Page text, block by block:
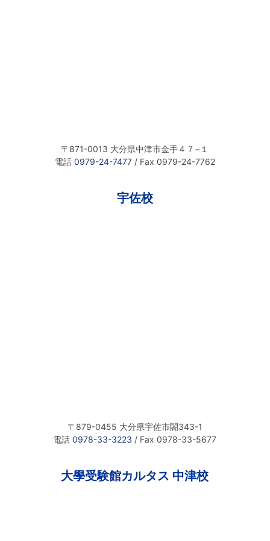
〒871-0013 大分県中津市金手４７−１
電話 0979-24-7477/ Fax 0979-24-7762
宇佐校
〒879-0455 大分県宇佐市閤343-1
電話0978-33-3223 / Fax 0978-33-5677
大學受験館カルタス 中津校